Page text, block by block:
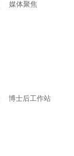
媒体聚焦
博士后工作站